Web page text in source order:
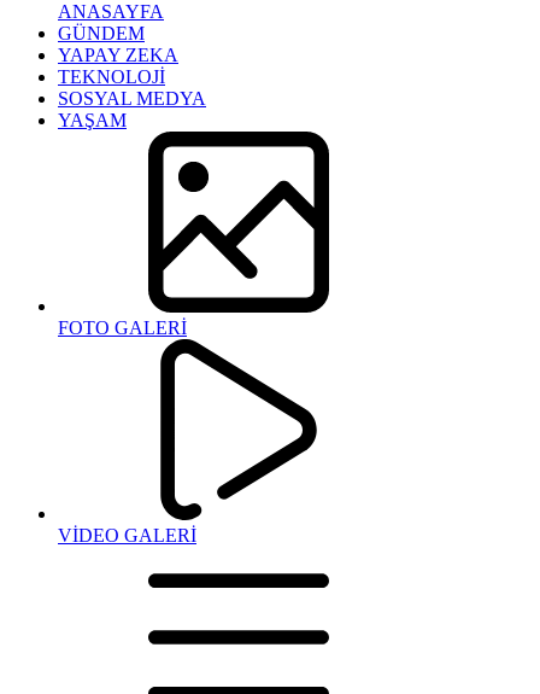
ANASAYFA
GÜNDEM
YAPAY ZEKA
TEKNOLOJİ
SOSYAL MEDYA
YAŞAM
FOTO GALERİ
VİDEO GALERİ